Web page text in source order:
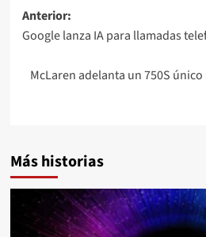
Navegación
de
entradas
Anterior:
Google lanza IA para llamadas
McLaren adelanta un 750S
Más historias